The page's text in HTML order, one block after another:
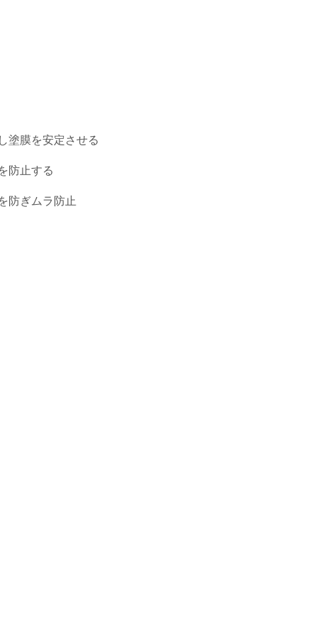
塗膜を安定させる
防止する
防ぎムラ防止